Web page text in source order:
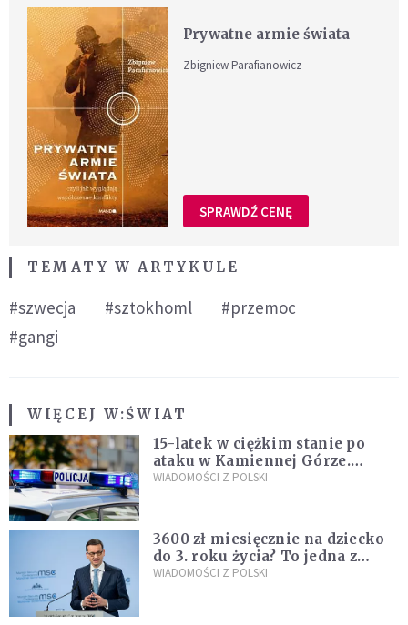
Prywatne armie świata
Zbigniew Parafianowicz
SPRAWDŹ CENĘ
TEMATY W ARTYKULE
#szwecja #sztokhoml
#przemoc
#gangi
WIĘCEJ W:ŚWIAT
15-latek w ciężkim stanie po
ataku w Kamiennej Górze.
Policja zatrzymała dwóch
WIADOMOŚCI Z POLSKI
3600 zł miesięcznie na dziecko
do 3. roku życia? To jedna z
propozycji programu "Rozwój
WIADOMOŚCI Z POLSKI